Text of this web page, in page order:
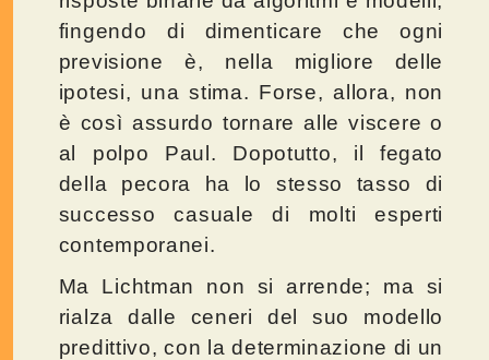
fingendo di dimenticare che ogni
previsione è, nella migliore delle
ipotesi, una stima. Forse, allora, non
è così assurdo tornare alle viscere o
al polpo Paul. Dopotutto, il fegato
della pecora ha lo stesso tasso di
successo casuale di molti esperti
contemporanei.
Ma Lichtman non si arrende; ma si
rialza dalle ceneri del suo modello
predittivo, con la determinazione di un